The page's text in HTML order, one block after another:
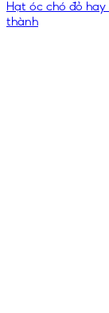
Hạt óc chó đỏ
thành